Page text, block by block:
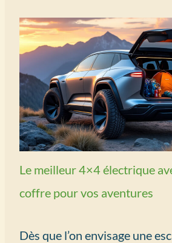
Le meilleur 4×4 électrique
coffre pour vos aventures
Dès que l’on envisage une